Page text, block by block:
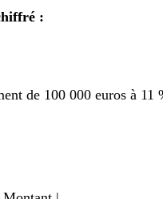
:
de 100 000 euros à 11